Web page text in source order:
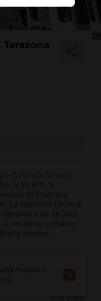
Si trova a nord
a 36 km, e
di Cuenca.
La Mancha faceva
de la Jara,
L'insieme urbano
Mayor....
Sito Web
migliore